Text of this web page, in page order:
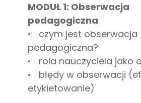
MODUŁ 1: Obserwacja
pedagogiczna
• czym jest obserwacja
pedagogiczna?
• rola nauczyciela jako
• błędy w obserwacji
etykietowanie)